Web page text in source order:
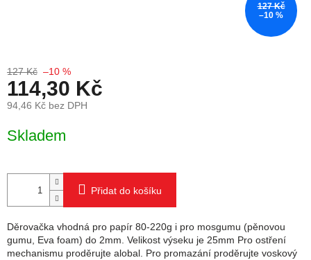
127 Kč
–10 %
127 Kč –10 %
114,30 Kč
94,46 Kč bez DPH
Skladem
Přidat do košíku
Děrovačka vhodná pro papír 80-220g i pro mosgumu (pěnovou
gumu, Eva foam) do 2mm. Velikost výseku je 25mm Pro ostření
mechanismu proděrujte alobal. Pro promazání proděrujte voskový